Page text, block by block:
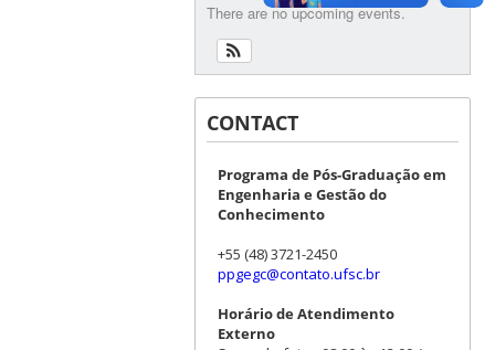
There are no upcoming events.
CONTACT
Programa de Pós-Graduação em
Engenharia e Gestão do
Conhecimento
+55 (48) 3721-2450
ppgegc@contato.ufsc.br
Horário de Atendimento
Externo